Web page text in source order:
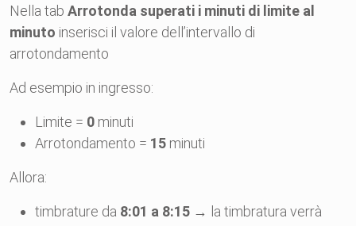
Nella tab Arrotonda superati i minuti di limite al
minuto inserisci il valore dell’intervallo di
arrotondamento
Ad esempio in ingresso:
Limite = 0 minuti
Arrotondamento = 15 minuti
Allora:
timbrature da 8:01 a 8:15 → la timbratura verrà